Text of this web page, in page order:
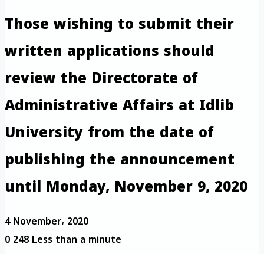
Those wishing to submit their
written applications should
review the Directorate of
Administrative Affairs at Idlib
University from the date of
publishing the announcement
until Monday, November 9, 2020
4 November، 2020
0248Less than a minute